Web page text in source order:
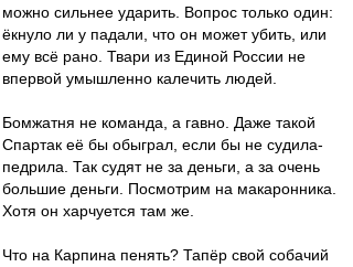
можно сильнее ударить. Вопрос только один:
ёкнуло ли у падали, что он может убить, или
ему всё рано. Твари из Единой России не
впервой умышленно калечить людей.
Бомжатня не команда, а гавно. Даже такой
Спартак её бы обыграл, если бы не судила-
педрила. Так судят не за деньги, а за очень
большие деньги. Посмотрим на макаронника.
Хотя он харчуется там же.
Что на Карпина пенять? Тапёр свой собачий